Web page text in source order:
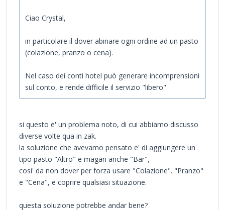
Ciao Crystal,
in particolare il dover abinare ogni ordine ad un pasto
(colazione, pranzo o cena).
Nel caso dei conti hotel può generare incomprensioni
sul conto, e rende difficile il servizio "libero"
si questo e' un problema noto, di cui abbiamo discusso
diverse volte qua in zak.
la soluzione che avevamo pensato e' di aggiungere un
tipo pasto "Altro" e magari anche "Bar",
cosi' da non dover per forza usare "Colazione". "Pranzo"
e "Cena", e coprire qualsiasi situazione.
questa soluzione potrebbe andar bene?